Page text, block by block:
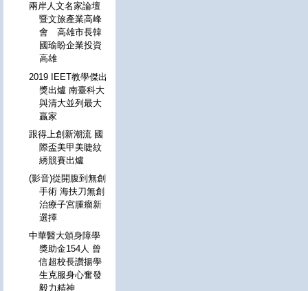
兩岸人文名家論壇
暨文旅產業高峰
會 高雄市長韓
國瑜盼企業投資
高雄
2019 IEET教學傑出
獎出爐 南臺科大
與清大並列最大
贏家
跟得上創新潮流 國
際盃美甲美睫紋
綉競賽出爐
(影音)從開腹到無創
手術 海扶刀無創
治療子宮腫瘤新
選擇
中華醫大頒身障學
獎助金154人 曾
信超校長讚揚學
生克服身心奮發
毅力精神